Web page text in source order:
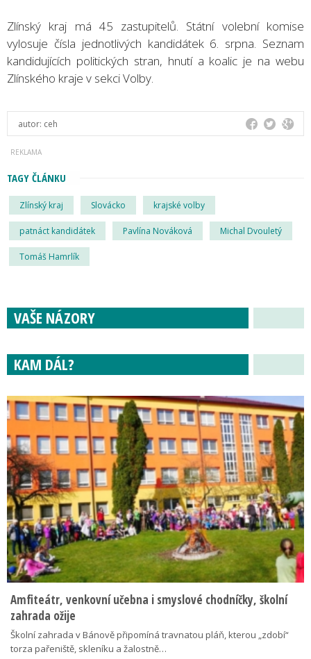
Zlínský kraj má 45 zastupitelů. Státní volební komise
vylosuje čísla jednotlivých kandidátek 6. srpna. Seznam
kandidujících politických stran, hnutí a koalic je na webu
Zlínského kraje v sekci Volby.
autor: ceh
TAGY ČLÁNKU
Zlínský kraj Slovácko krajské volby
patnáct kandidátek Pavlína Nováková Michal Dvouletý
Tomáš Hamrlík
VAŠE NÁZORY
KAM DÁL?
Amfiteátr, venkovní učebna i smyslové chodníčky, školní
zahrada ožije
Školní zahrada v Bánově připomíná travnatou pláň, kterou „zdobí“
torza pařeniště, skleníku a žalostně…